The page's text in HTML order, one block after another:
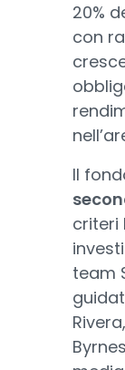
20%
con
Il
criteri
team